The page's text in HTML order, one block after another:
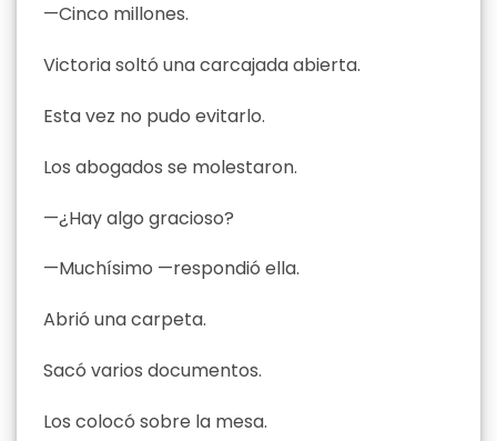
—Cinco millones.
Victoria soltó una carcajada abierta.
Esta vez no pudo evitarlo.
Los abogados se molestaron.
—¿Hay algo gracioso?
—Muchísimo —respondió ella.
Abrió una carpeta.
Sacó varios documentos.
Los colocó sobre la mesa.